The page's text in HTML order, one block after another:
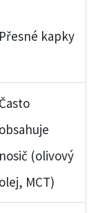
Přesné kapky
Často
obsahuje
nosič (olivový
olej, MCT)